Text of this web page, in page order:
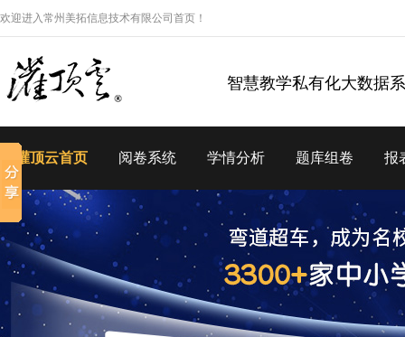
欢迎进入常州美拓信息技术有限公司首页！
智慧教学私有化大数据
灌顶云首页 阅卷系统 学情分析 题库组卷 报